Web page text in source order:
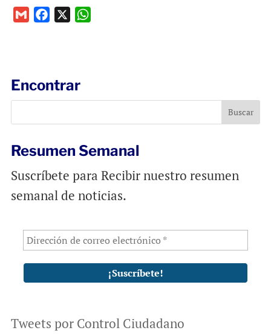
o
k
p
Encontrar
Resumen Semanal
Suscríbete para Recibir nuestro resumen
semanal de noticias.
Tweets por Control Ciudadano